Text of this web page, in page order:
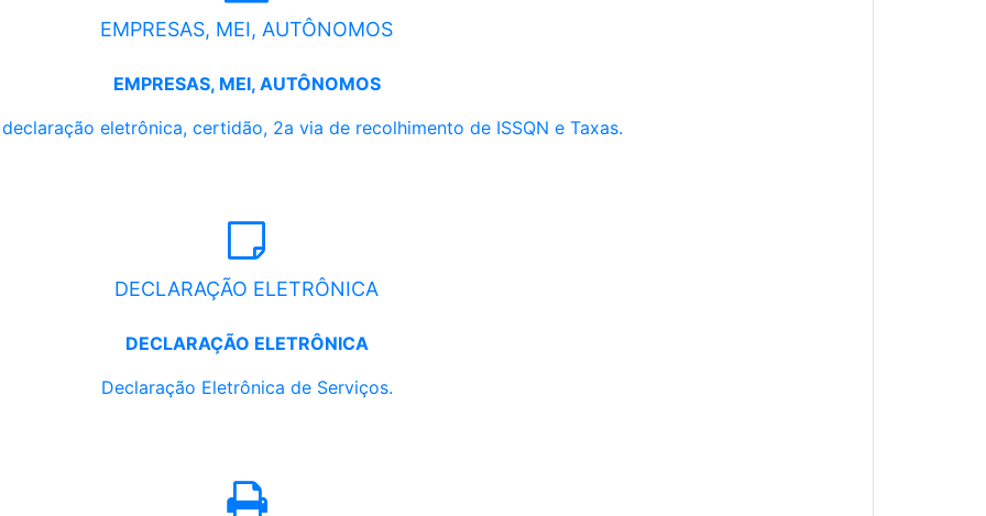
EMPRESAS, MEI, AUTÔNOMOS
EMPRESAS, MEI, AUTÔNOMOS
eletrônica, certidão, 2a via de recolhimento de ISSQN e Taxas.
DECLARAÇÃO ELETRÔNICA
DECLARAÇÃO ELETRÔNICA
Declaração Eletrônica de Serviços.